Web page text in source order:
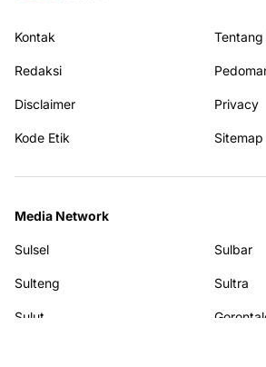
Kontak Tentang
Redaksi
Disclaimer Privacy
Kode Etik Sitemap
Media Network
Sulsel Sulbar
Sulteng Sultra
Sulut